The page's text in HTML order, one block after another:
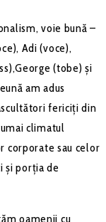
voie bună –
Adi (voce),
(tobe) și
am adus
fericiți din
climatul
corporate sau celor
și porția de
oamenii cu